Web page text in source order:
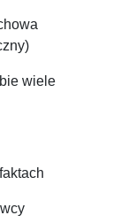
wiele